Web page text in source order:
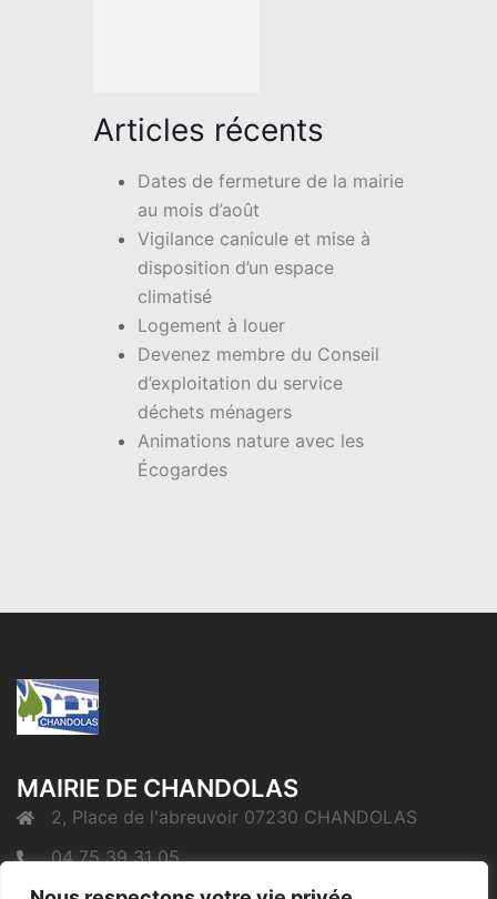
Articles récents
Dates de fermeture de la mairie
au mois d’août
Vigilance canicule et mise à
disposition d’un espace
climatisé
Logement à louer
Devenez membre du Conseil
d’exploitation du service
déchets ménagers
Animations nature avec les
Écogardes
MAIRIE DE CHANDOLAS
2, Place de l'abreuvoir 07230 CHANDOLAS
04 75 39 31 05